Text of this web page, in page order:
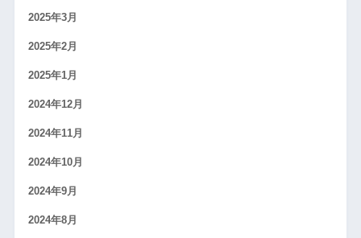
2025年3月
2025年2月
2025年1月
2024年12月
2024年11月
2024年10月
2024年9月
2024年8月